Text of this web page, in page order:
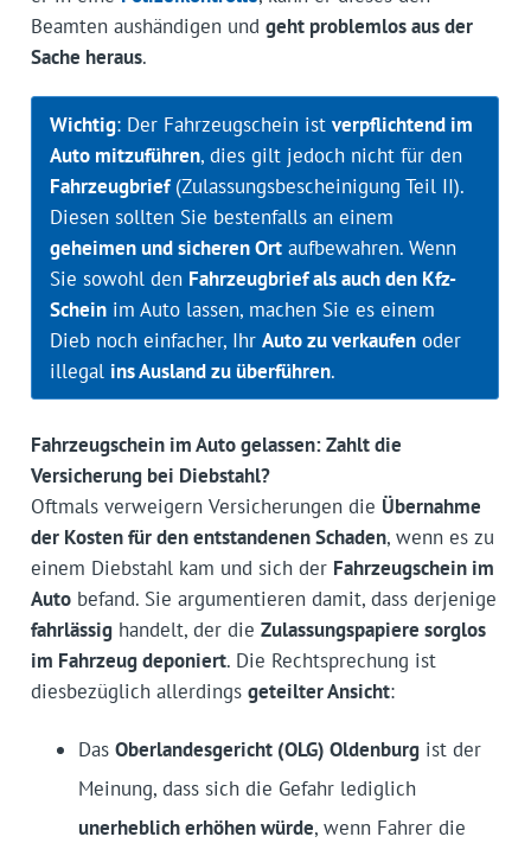
Beamten aushändigen und geht problemlos aus der
Sache heraus.
Wichtig: Der Fahrzeugschein ist verpflichtend im
Auto mitzuführen, dies gilt jedoch nicht für den
Fahrzeugbrief(Zulassungsbescheinigung Teil II).
Diesen sollten Sie bestenfalls an einem
geheimen und sicheren Ortaufbewahren. Wenn
Sie sowohl den Fahrzeugbrief als auch den Kfz-
Scheinim Auto lassen, machen Sie es einem
Dieb noch einfacher, Ihr Auto zu verkaufenoder
illegal ins Ausland zu überführen.
Fahrzeugschein im Auto gelassen: Zahlt die
Versicherung bei Diebstahl?
Oftmals verweigern Versicherungen die Übernahme
der Kosten für den entstandenen Schaden, wenn es zu
einem Diebstahl kam und sich der Fahrzeugschein im
Autobefand. Sie argumentieren damit, dass derjenige
fahrlässighandelt, der die Zulassungspapiere sorglos
im Fahrzeug deponiert. Die Rechtsprechung ist
diesbezüglich allerdings geteilter Ansicht:
Das Oberlandesgericht (OLG) Oldenburgist der
Meinung, dass sich die Gefahr lediglich
unerheblich erhöhen würde, wenn Fahrer die